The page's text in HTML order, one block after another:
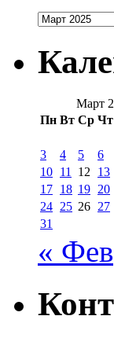
Архивы
Март
Пн Вт Ср Чт
3
4 5 6
10 11 12 13
17 18 19 20
24 25 26 27
31
« Фев